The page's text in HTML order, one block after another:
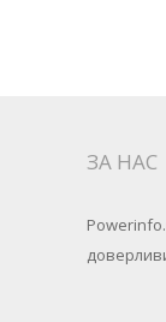
ЗА НАС